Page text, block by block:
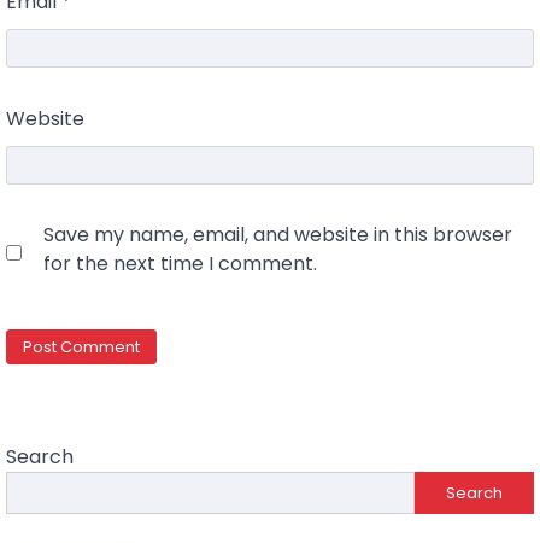
Website
Save my name, email, and website in this browser
for the next time I comment.
Search
Search